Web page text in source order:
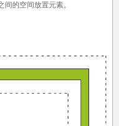
的空间放置元素。